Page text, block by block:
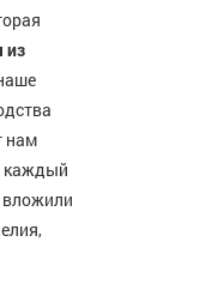
из
нам
каждый
вложили